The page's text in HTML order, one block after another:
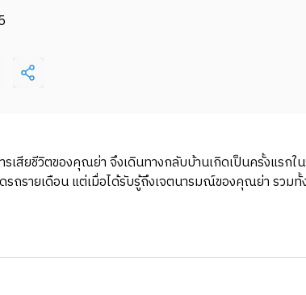
รเสียชีวิตของคุณย่า จึงเดินทางกลับบ้านเกิดเป็นครั้งแร
รถรายเดือน แต่เมื่อได้รับรู้ถึงเจตนารมณ์ของคุณย่า รว